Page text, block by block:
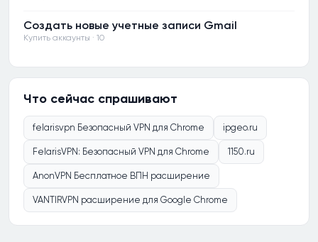
Создать новые учетные записи Gmail
Купить аккаунты · 10
Что сейчас спрашивают
felarisvpn Безопасный VPN для Chrome ipgeo.ru
FelarisVPN: Безопасный VPN для Chrome 1150.ru
AnonVPN Бесплатное ВПН расширение
VANTIRVPN расширение для Google Chrome